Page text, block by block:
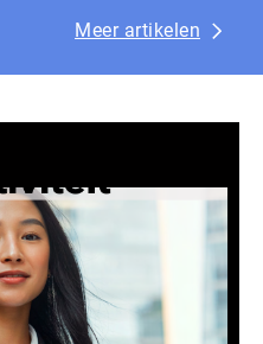
Meer artikelen